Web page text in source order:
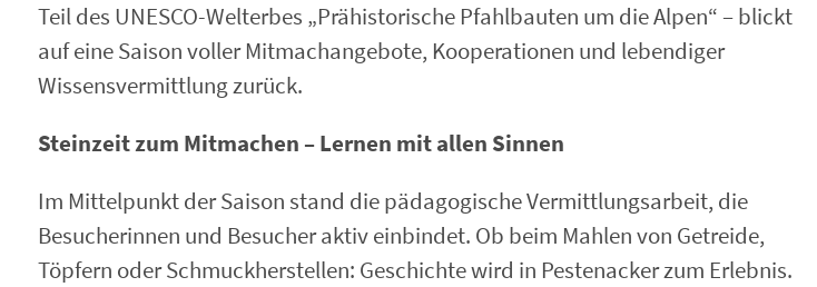
Teil des UNESCO-Welterbes „Prähistorische Pfahlbauten um die Alpen“ – blickt
auf eine Saison voller Mitmachangebote, Kooperationen und lebendiger
Wissensvermittlung zurück.
Steinzeit zum Mitmachen – Lernen mit allen Sinnen
Im Mittelpunkt der Saison stand die pädagogische Vermittlungsarbeit, die
Besucherinnen und Besucher aktiv einbindet. Ob beim Mahlen von Getreide,
Töpfern oder Schmuckherstellen: Geschichte wird in Pestenacker zum Erlebnis.